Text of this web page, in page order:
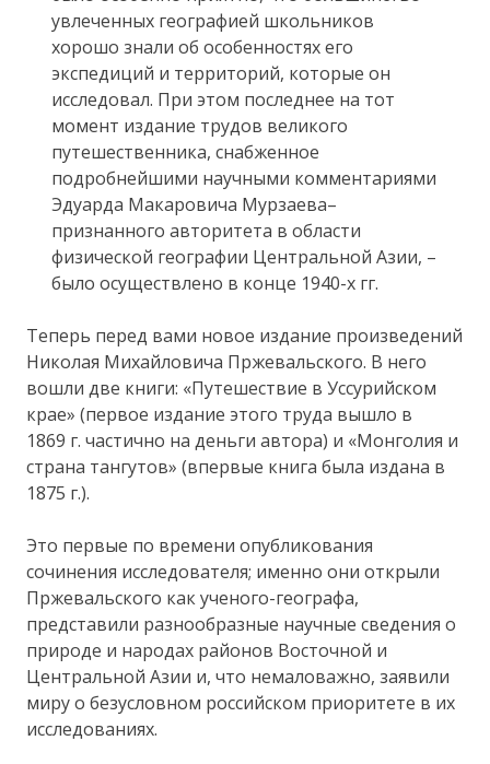
увлеченных географией школьников
хорошо знали об особенностях его
экспедиций и территорий, которые он
исследовал. При этом последнее на тот
момент издание трудов великого
путешественника, снабженное
подробнейшими научными комментариями
Эдуарда Макаровича Мурзаева–
признанного авторитета в области
физической географии Центральной Азии, –
было осуществлено в конце 1940-х гг.
Теперь перед вами новое издание произведений
Николая Михайловича Пржевальского. В него
вошли две книги: «Путешествие в Уссурийском
крае» (первое издание этого труда вышло в
1869 г. частично на деньги автора) и «Монголия и
страна тангутов» (впервые книга была издана в
1875 г.).
Это первые по времени опубликования
сочинения исследователя; именно они открыли
Пржевальского как ученого-географа,
представили разнообразные научные сведения о
природе и народах районов Восточной и
Центральной Азии и, что немаловажно, заявили
миру о безусловном российском приоритете в их
исследованиях.